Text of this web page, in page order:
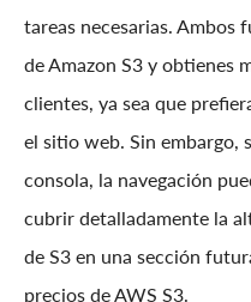
tareas necesarias. Ambos
de Amazon S3 y obtienes
clientes, ya sea que
el sitio web. Sin embargo,
consola, la navegación
cubrir detalladamente la
de S3 en una sección
precios de AWS S3.